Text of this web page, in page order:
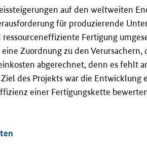
auf den weltweiten
für produzierende
ressourceneffiziente Fertigung
Zuordnung zu den
abgerechnet, denn es fehlt
des Projekts war die Entwicklung
einer Fertigungskette